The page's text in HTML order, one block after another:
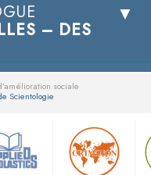
– DES
sociale
Scientologie